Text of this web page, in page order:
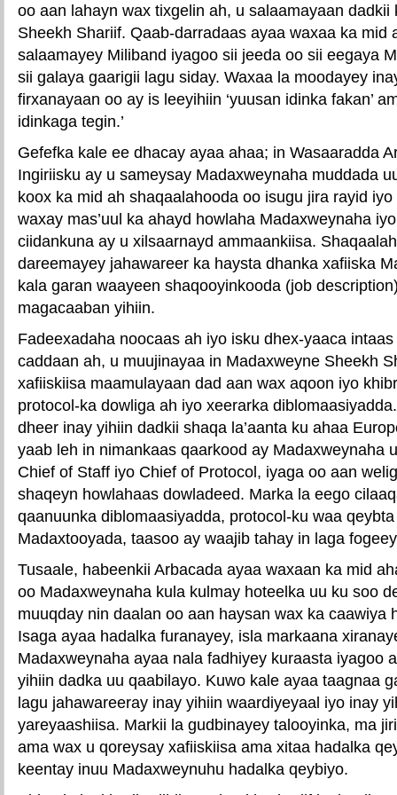
oo aan lahayn wax tixgelin ah, u salaamayaan dadkii
Sheekh Shariif. Qaab-darradaas ayaa waxaa ka mid
salaamayey Miliband iyagoo sii jeeda oo sii eegaya
sii galaya gaarigii lagu siday. Waxaa la moodayey
firxanayaan oo ay is leeyihiin ‘yuusan idinka fakan’
idinkaga tegin.’
Gefefka kale ee dhacay ayaa ahaa; in Wasaaradda
Ingiriisku ay u sameysay Madaxweynaha muddada
koox ka mid ah shaqaalahooda oo isugu jira rayid
waxay mas’uul ka ahayd howlaha Madaxweynaha
ciidankuna ay u xilsaarnayd ammaankiisa.
dareemayey jahawareer ka haysta dhanka xafiiska
kala garan waayeen shaqooyinkooda (job
magacaaban yihiin.
Fadeexadaha noocaas ah iyo isku dhex-yaaca intaas
caddaan ah, u muujinayaa in Madaxweyne Sheekh
xafiiskiisa maamulayaan dad aan wax aqoon iyo
protocol-ka dowliga ah iyo xeerarka
dheer inay yihiin dadkii shaqa la’aanta ku ahaa
yaab leh in nimankaas qaarkood ay Madaxweynaha
Chief of Staff iyo Chief of Protocol, iyaga oo aan
shaqeyn howlahaas dowladeed. Marka la eego
qaanuunka diblomaasiyadda, protocol-ku waa
Madaxtooyada, taasoo ay waajib tahay in laga
Tusaale, habeenkii Arbacada ayaa waxaan ka mid
oo Madaxweynaha kula kulmay hoteelka uu ku soo
muuqday nin daalan oo aan haysan wax ka caawiya
Isaga ayaa hadalka furanayey, isla markaana
Madaxweynaha ayaa nala fadhiyey kuraasta iyagoo
yihiin dadka uu qaabilayo. Kuwo kale ayaa taagnaa
lagu jahawareeray inay yihiin waardiyeyaal iyo inay
yareyaashiisa. Markii la gudbinayey talooyinka, ma
ama wax u qoreysay xafiiskiisa ama xitaa hadalka
keentay inuu Madaxweynuhu hadalka qeybiyo.